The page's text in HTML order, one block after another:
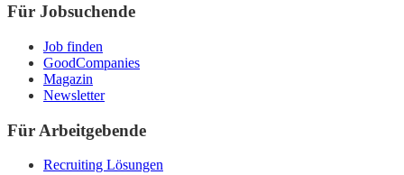
Für Jobsuchende
Job finden
GoodCompanies
Magazin
Newsletter
Für Arbeitgebende
Recruiting Lösungen